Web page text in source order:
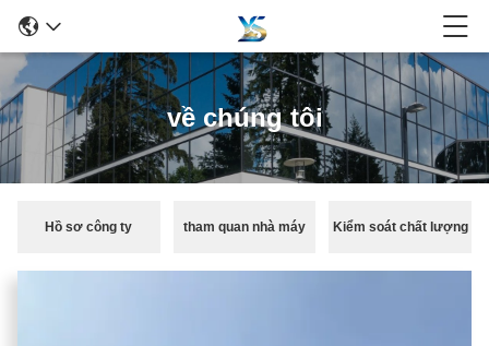
về chúng tôi
Hồ sơ công ty tham quan nhà máy Kiểm soát chất lượng